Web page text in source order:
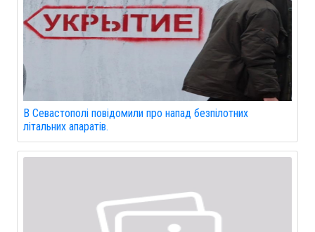
В Севастополі повідомили про напад безпілотних
літальних апаратів.